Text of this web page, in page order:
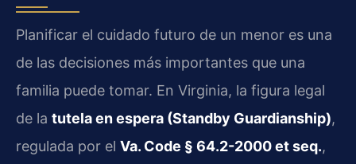
Planificar el cuidado futuro de un menor es una
de las decisiones más importantes que una
familia puede tomar. En Virginia, la figura legal
de la tutela en espera (Standby Guardianship),
regulada por el Va. Code § 64.2-2000 et seq.,